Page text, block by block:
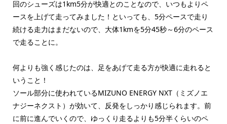
回のシューズは1km5分が快適とのことなので、いつもよりペ
ースを上げて走ってみました！といっても、5分ペースで走り
続ける走力はまだないので、大体1kmを5分45秒～6分のペース
で走ることに。
何よりも強く感じたのは、足をあげて走る方が快適に走れると
いうこと！
ソール部分に使われているMIZUNO ENERGY NXT（ミズノエ
ナジーネクスト）が効いて、反発をしっかり感じられます。前
に前に進んでいくので、ゆっくり走るよりも5分半くらいのペ